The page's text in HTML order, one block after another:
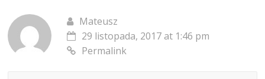
Mateusz
29 listopada, 2017 at 1:46 pm
Permalink